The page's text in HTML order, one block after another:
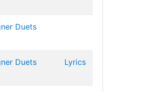
Duets
Duets Lyrics